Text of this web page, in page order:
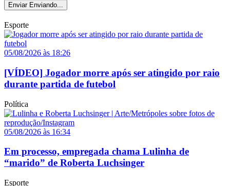
Enviar Enviando...
Esporte
05/08/2026 às 18:26
[VÍDEO] Jogador morre após ser atingido por raio
durante partida de futebol
Política
05/08/2026 às 16:34
Em processo, empregada chama Lulinha de
“marido” de Roberta Luchsinger
Esporte